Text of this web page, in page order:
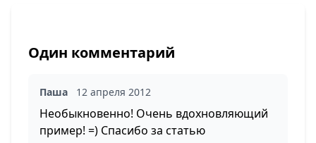
Один комментарий
Паша 12 апреля 2012
Необыкновенно! Очень вдохновляющий
пример! =) Спасибо за статью